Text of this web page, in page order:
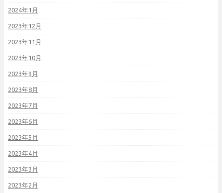
2024年1月
2023年12月
2023年11月
2023年10月
2023年9月
2023年8月
2023年7月
2023年6月
2023年5月
2023年4月
2023年3月
2023年2月